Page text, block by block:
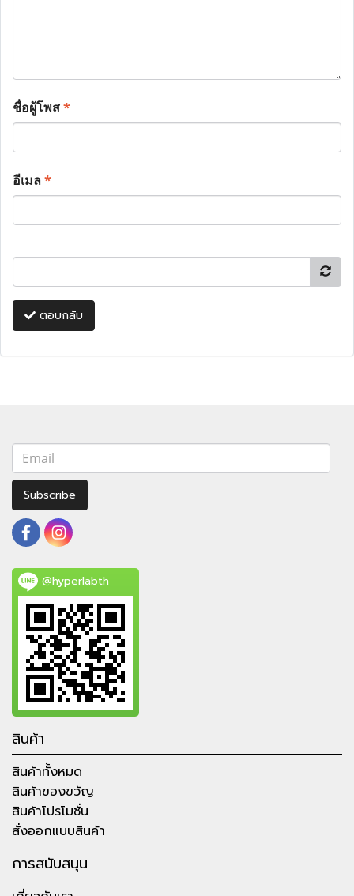
ชื่อผู้โพส*
อีเมล*
ตอบกลับ
Subscribe
@hyperlabth
สินค้า
สินค้าทั้งหมด
สินค้าของขวัญ
สินค้าโปรโมชั่น
สั่งออกแบบสินค้า
การสนับสนุน